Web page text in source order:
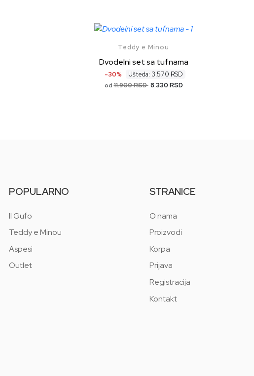
Teddy e Minou
Dvodelni set sa tufnama
-30% Ušteda: 3.570 RSD
od 11.900 RSD 8.330 RSD
POPULARNO
Il Gufo
Teddy e Minou
Aspesi
Outlet
STRANICE
O nama
Proizvodi
Korpa
Prijava
Registracija
Kontakt